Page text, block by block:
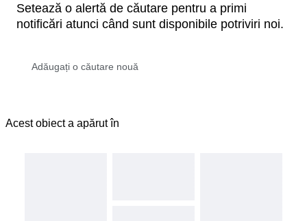
Setează o alertă de căutare pentru a primi
notificări atunci când sunt disponibile potriviri noi.
Acest obiect a apărut în